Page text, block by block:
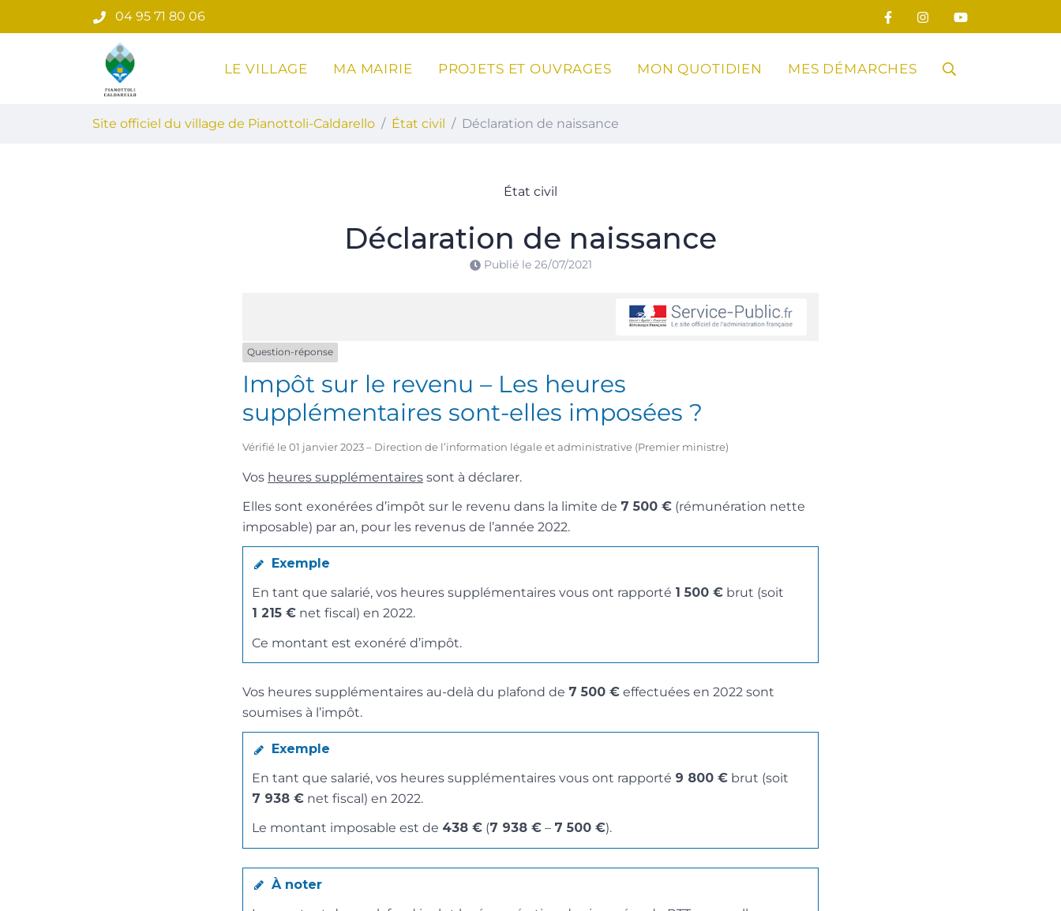
au
04 95 71 80 06
Site officiel du village de Pianottoli-Caldarello
LE VILLAGE MA MAIRIE PROJETS ET OUVRAGES MON QUOTIDIEN MES DÉMARCHES RECHERCHE
Site officiel du village de Pianottoli-Caldarello État civil Déclaration de naissance
État civil
Déclaration de naissance
Publié le 26/07/2021
Question-réponse
Impôt sur le revenu – Les heures
supplémentaires sont-elles imposées ?
Vérifié le 01 janvier 2023 – Direction de l’information légale et administrative (Premier ministre)
Vos heures supplémentaires sont à déclarer.
Elles sont exonérées d’impôt sur le revenu dans la limite de 7 500 € (rémunération nette
imposable) par an, pour les revenus de l’année 2022.
Exemple
En tant que salarié, vos heures supplémentaires vous ont rapporté 1 500 € brut (soit
1 215 € net fiscal) en 2022.
Ce montant est exonéré d’impôt.
Vos heures supplémentaires au-delà du plafond de 7 500 € effectuées en 2022 sont
soumises à l’impôt.
Exemple
En tant que salarié, vos heures supplémentaires vous ont rapporté 9 800 € brut (soit
7 938 € net fiscal) en 2022.
Le montant imposable est de 438 € (7 938 € – 7 500 €).
À noter